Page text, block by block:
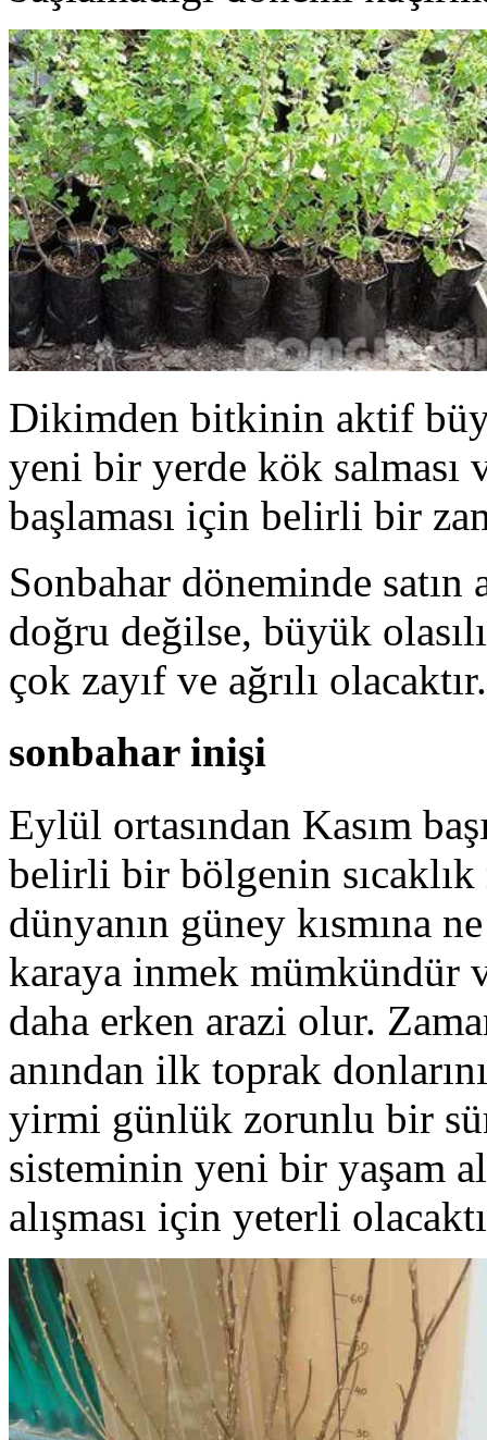
Dikimden bitkinin aktif
yeni bir yerde kök
başlaması için belirli bir
Sonbahar döneminde satın
doğru değilse, büyük
çok zayıf ve ağrılı olacaktır.
sonbahar inişi
Eylül ortasından Kasım
belirli bir bölgenin
dünyanın güney kısmına
karaya inmek mümkündür
daha erken arazi olur.
anından ilk toprak
yirmi günlük zorunlu bir
sisteminin yeni bir yaşam
alışması için yeterli